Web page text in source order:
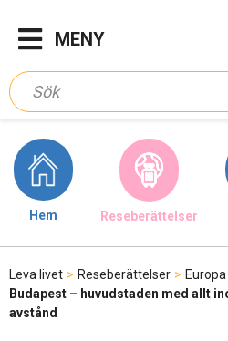
MENY
Hem Reseberättelser
Leva livet > Reseberättelser > Europa
Budapest – huvudstaden med allt
avstånd